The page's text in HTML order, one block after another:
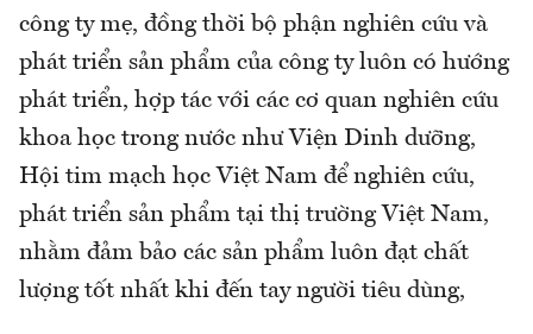
công ty mẹ, đồng thời bộ phận nghiên cứu và
phát triển sản phẩm của công ty luôn có hướng
phát triển, hợp tác với các cơ quan nghiên cứu
khoa học trong nước như Viện Dinh dưỡng,
Hội tim mạch học Việt Nam để nghiên cứu,
phát triển sản phẩm tại thị trường Việt Nam,
nhằm đảm bảo các sản phẩm luôn đạt chất
lượng tốt nhất khi đến tay người tiêu dùng,